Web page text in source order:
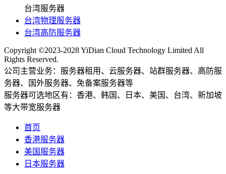
台湾服务器
台湾物理服务器
台湾高防服务器
Copyright ©2023-2028 YiDian Cloud Technology Limited All
Rights Reserved.
公司主营业务：服务器租用、云服务器、站群服务器、高防服
务器、国外服务器、免备案服务器等
服务器可选地区有：香港、韩国、日本、美国、台湾、新加坡
等大带宽服务器
首页
香港服务器
美国服务器
日本服务器